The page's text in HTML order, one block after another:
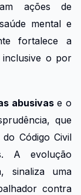
ações de
mental e
fortalece a
inclusive o por
abusivase o
que
Código Civil
A evolução
sinaliza uma
contra